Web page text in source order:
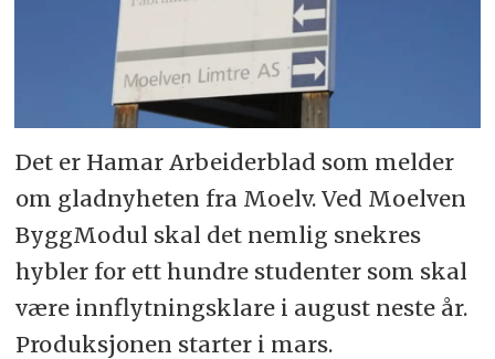
Det er Hamar Arbeiderblad som melder
om gladnyheten fra Moelv. Ved Moelven
ByggModul skal det nemlig snekres
hybler for ett hundre studenter som skal
være innflytningsklare i august neste år.
Produksjonen starter i mars.